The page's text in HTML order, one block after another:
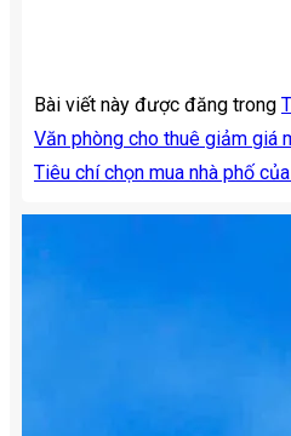
Bài viết này được đăng trong
Văn phòng cho thuê giảm giá
Tiêu chí chọn mua nhà phố